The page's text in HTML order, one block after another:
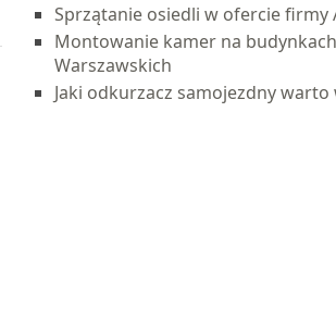
Sprzątanie osiedli w ofercie firmy
Montowanie kamer na budynkach
Warszawskich
Jaki odkurzacz samojezdny warto